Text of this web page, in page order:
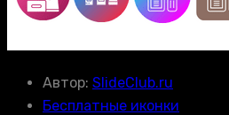
Автор: SlideClub.ru
Бесплатные иконки